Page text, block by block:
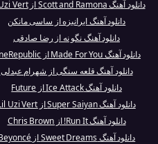
دانلود آهنگ Scott and Ramona از Lil Uzi Vert
دانلود آهنگ ایرانیزه از ساسی مانکن
دانلود آهنگ نگو نه از رضا صادقی
دانلود آهنگ Made For You از OneRepublic
دانلود آهنگ قلعه سنگی از شهرام عبدلی
دانلود آهنگ Ice Attack از Future
دانلود آهنگ Super Saiyan از Lil Uzi Vert
دانلود آهنگ Run It! از Chris Brown
دانلود آهنگ Sweet Dreams از Beyoncé